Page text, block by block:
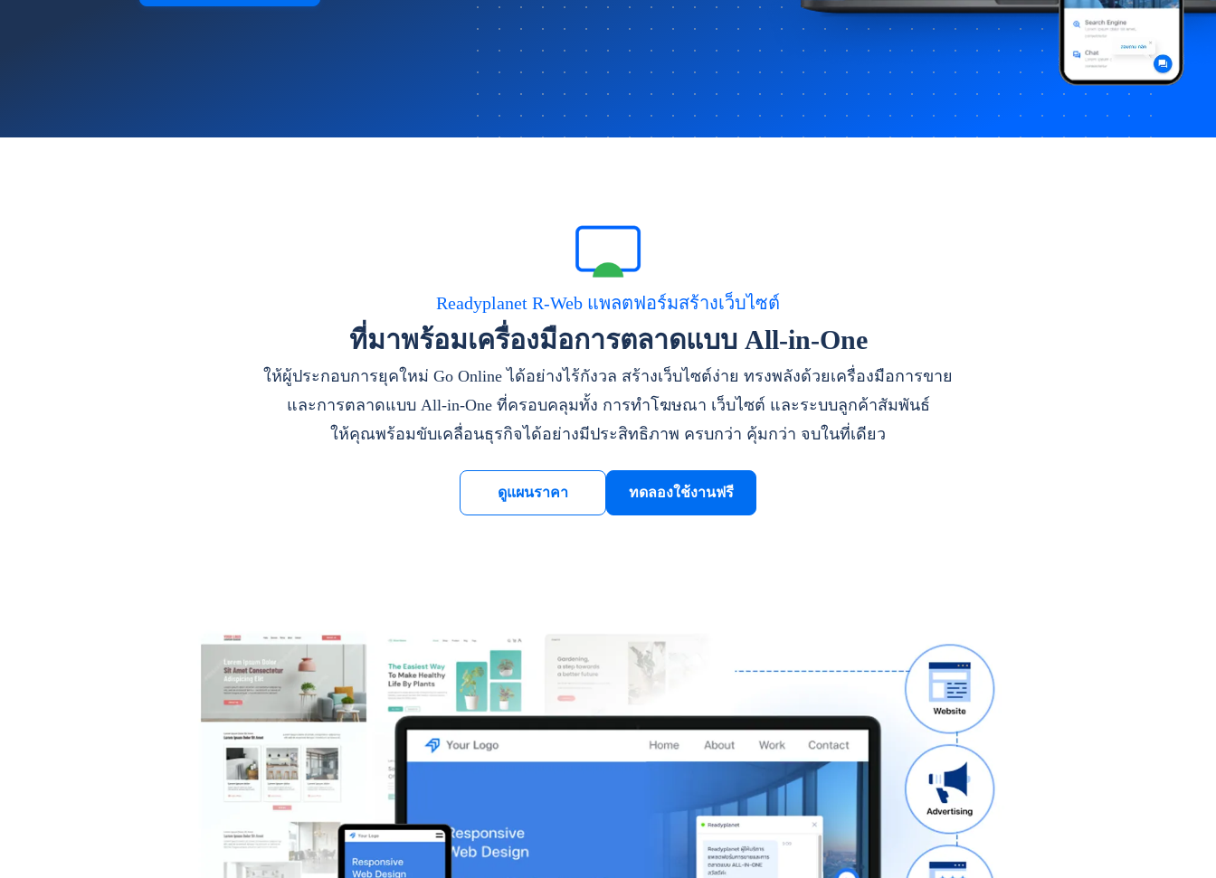
Readyplanet R-Web แพลตฟอร์มสร้างเว็บไซต์
ที่มาพร้อมเครื่องมือการตลาดแบบ All-in-One
ให้ผู้ประกอบการยุคใหม่ Go Online ได้อย่างไร้กังวล สร้างเว็บไซต์ง่าย ทรงพลังด้วยเครื่องมือการขาย
และการตลาดแบบ All-in-One ที่ครอบคลุมทั้ง การทำโฆษณา เว็บไซต์ และระบบลูกค้าสัมพันธ์
ให้คุณพร้อมขับเคลื่อนธุรกิจได้อย่างมีประสิทธิภาพ ครบกว่า คุ้มกว่า จบในที่เดียว
ดูแผนราคา ทดลองใช้งานฟรี